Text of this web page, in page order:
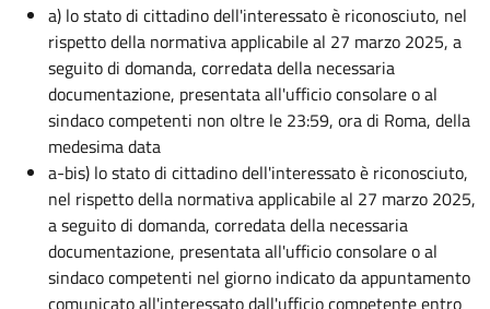
a) lo stato di cittadino dell'interessato è riconosciuto, nel
rispetto della normativa applicabile al 27 marzo 2025, a
seguito di domanda, corredata della necessaria
documentazione, presentata all'ufficio consolare o al
sindaco competenti non oltre le 23:59, ora di Roma, della
medesima data
a-bis) lo stato di cittadino dell'interessato è riconosciuto,
nel rispetto della normativa applicabile al 27 marzo 2025,
a seguito di domanda, corredata della necessaria
documentazione, presentata all'ufficio consolare o al
sindaco competenti nel giorno indicato da appuntamento
comunicato all'interessato dall'ufficio competente entro